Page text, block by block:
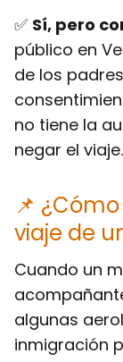
✅ Sí, pero
público en
de los
no tiene la
negar el viaje.
📌
viaje de
Cuando un
algunas
inmigración